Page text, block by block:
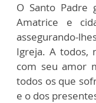
O Santo Padre
Amatrice e
assegurando-
Igreja. A todos,
com seu amor
todos os que
e o dos